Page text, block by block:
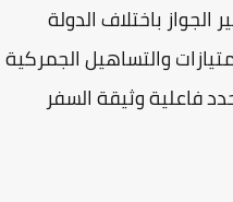
باختلاف الدولة
والتساهيل الجمركية
وثيقة السفر